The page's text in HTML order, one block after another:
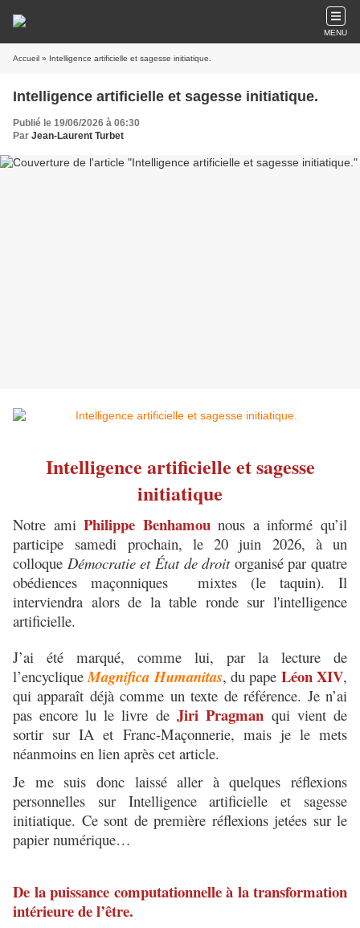
MENU
Accueil » Intelligence artificielle et sagesse initiatique.
Intelligence artificielle et sagesse initiatique.
Publié le 19/06/2026 à 06:30
Par Jean-Laurent Turbet
Intelligence artificielle et sagesse
initiatique
Notre amiPhilippe Benhamounous a informé qu’il
participe samedi prochain, le 20 juin 2026, à un
colloque Démocratie et État de droitorganisé par quatre
obédiences maçonniques mixtes (le taquin). Il
interviendra alors de la table ronde sur l'intelligence
artificielle.
J’ai été marqué, comme lui, par la lecture de
l’encycliqueMagnifica Humanitas, du pape Léon XIV,
qui apparaît déjà comme un texte de référence. Je n’ai
pas encore lu le livre de Jiri Pragman qui vient de
sortir sur IA et Franc-Maçonnerie, mais je le mets
néanmoins en lien après cet article.
Je me suis donc laissé aller à quelques réflexions
personnelles sur Intelligence artificielle et sagesse
initiatique. Ce sont de première réflexions jetées sur le
papier numérique…
De la puissance computationnelle à la transformation
intérieure de l’être.